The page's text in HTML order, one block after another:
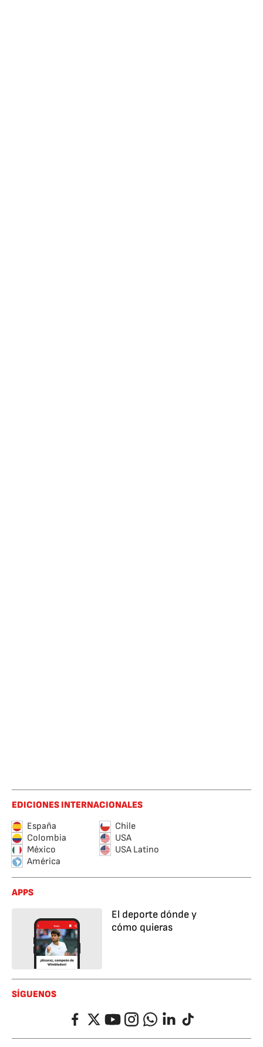
EDICIONES INTERNACIONALES
España
Chile
Colombia
USA
México
USA Latino
América
APPS
El deporte dónde y
cómo quieras
SÍGUENOS
FacebookTwitterYouTubeInstagramWhatsappLinkedIn
TikTok